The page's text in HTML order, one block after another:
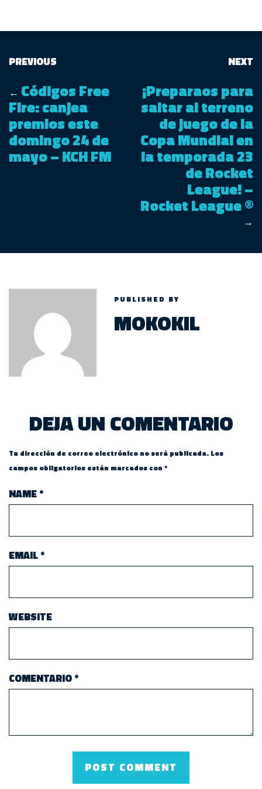
PREVIOUS
← Códigos Free
Fire: canjea
premios este
domingo 24 de
mayo – KCH FM
NEXT
¡Preparaos para
saltar al terreno
de juego de la
Copa Mundial en
la temporada 23
de Rocket
League! –
Rocket League ®
→
PUBLISHED BY
MOKOKIL
DEJA UN COMENTARIO
Tu dirección de correo electrónico no será publicada. Los
campos obligatorios están marcados con *
NAME*
EMAIL*
WEBSITE
COMENTARIO*